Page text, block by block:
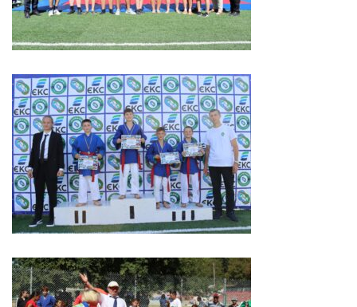
Juridic
Serviciul
în
Reglementarea
Regimului
Funciar
Serviciul
Relaţii
cu
Publicul